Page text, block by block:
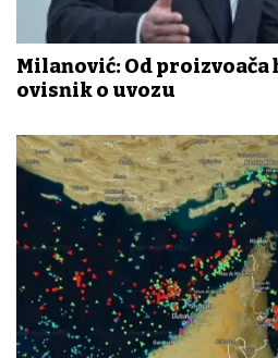
Milanović: Od
ovisnik o uvozu